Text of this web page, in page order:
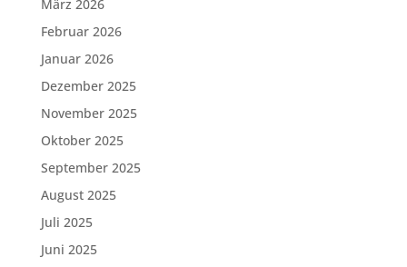
März 2026
Februar 2026
Januar 2026
Dezember 2025
November 2025
Oktober 2025
September 2025
August 2025
Juli 2025
Juni 2025